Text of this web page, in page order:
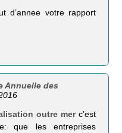
d’annee votre rapport
Annuelle des
outre merc’est
que les entreprises